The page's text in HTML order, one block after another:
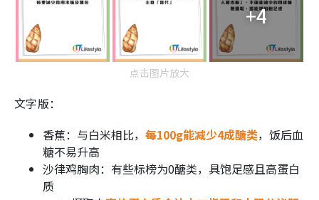
+4
点击图片放大
文字版：
香蕉：与白米相比， 每100g能减少4成醣类，饭后血
糖不易升高
沙律鸡胸肉：有些标榜为0醣类，具饱足感且高蛋白
质